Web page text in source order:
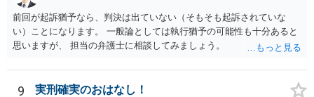
すので、ご経験則からの推測で構いません） →都条例違反だけだとす
ると、最大１年半の実刑だと思います（盗撮の上限は１年ですが、複
数件あるので併合罪過重で１．５倍の１年半）。全件示談ができれば
罰金か半年くらいもあるかもしれません。示談しなければ、１０か月
害届が出ていない余罪だけで正式起訴することは全然あり得ることな
前回が起訴猶予なら、判決は出ていない（そもそも起訴されていな
い）ことになります。 一般論としては執行猶予の可能性も十分あると
思いますが、 担当の弁護士に相談してみましょう。
9 実刑確実のおはなし！